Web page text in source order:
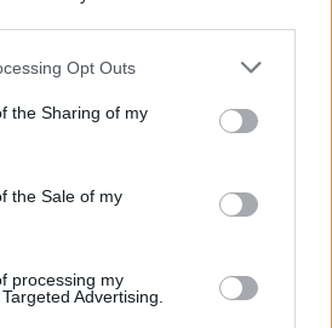
app uses one or more Google
usage behaviour. You may click to
Google and its third-party tags to
specified purposes in below Google
Opt Outs
the Sharing of my
the Sale of my
processing my
Advertising.
aztán egyszerű háttér
ingében, könnyű fekete
koncerteken, ahol helyi,
a repertoár a
Painkillerrel
A „saját lemezes”
jó döntés, elég szerényen,
a buli. Az általam az